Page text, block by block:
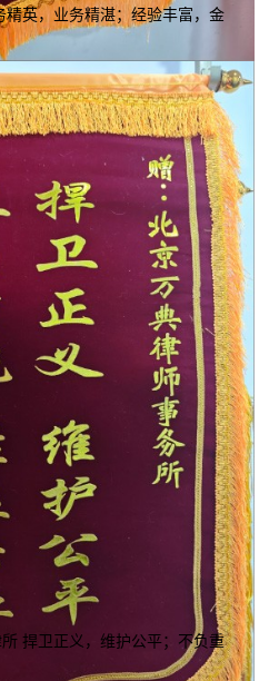
英，业务精湛；经验丰富，金
捍卫正义，维护公平；不负重